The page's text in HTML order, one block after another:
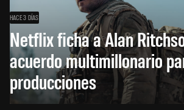
HACE 3 DÍAS
Netflix ficha a Alan
acuerdo multimillonario
producciones